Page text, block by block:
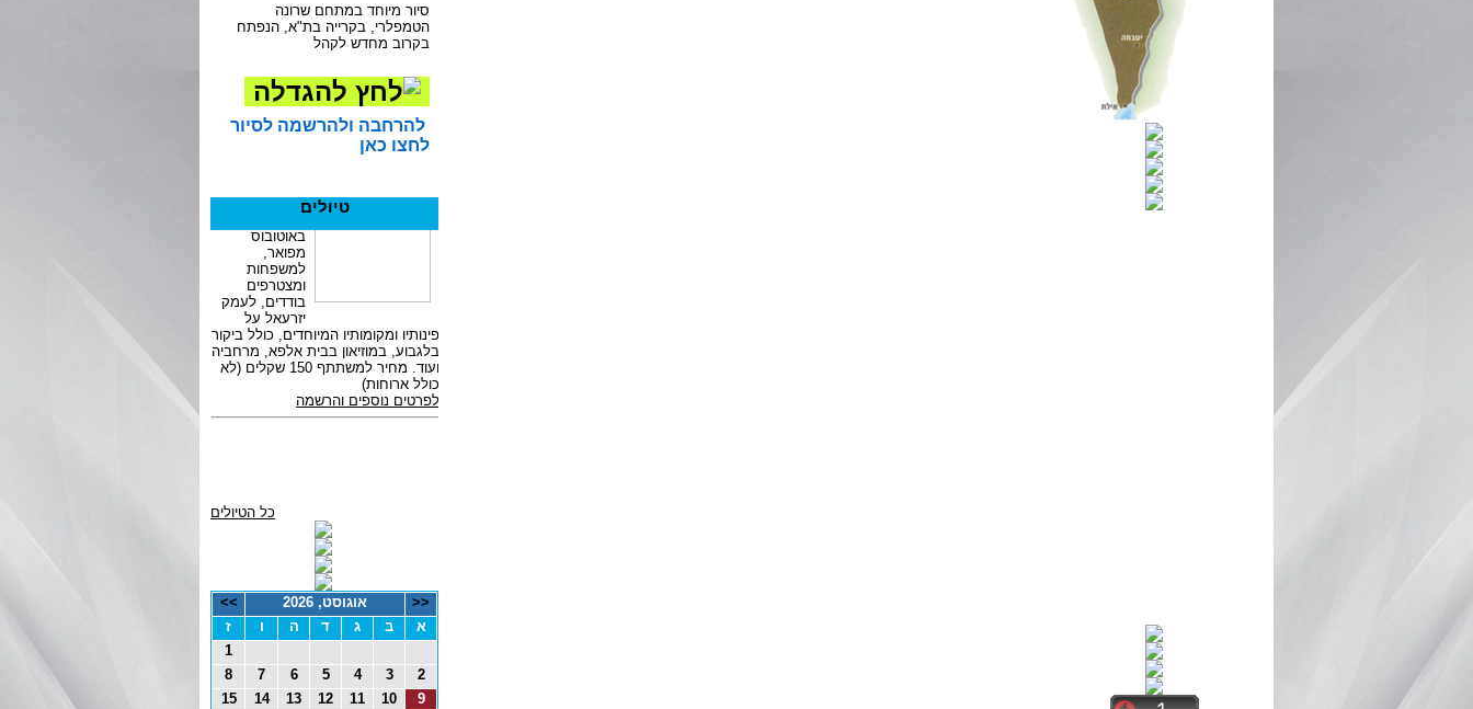
סיור מיוחד במתחם שרונה
הטמפלרי, בקרייה בת"א, הנפתח
בקרוב מחדש לקהל
להרחבה ולהרשמה לסיור
לחצו כאן
טיולים
כל הטיולים
<< אוגוסט, 2026
>>
א
ב ג ד ה ו
ז
1
2
3
4
5
6
7
8
9
10
11
12
13
14
15